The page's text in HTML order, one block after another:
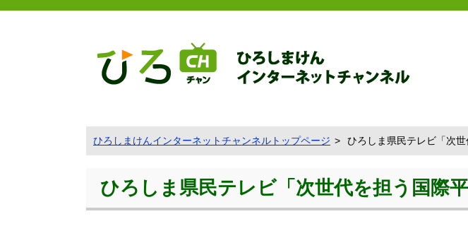
ひろしまけんインターネットチャンネルトップページ ひろしま県民テレビ「次世
ひろしま県民テレビ「次世代を担う国際平